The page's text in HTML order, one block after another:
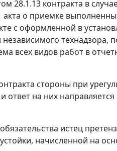
28.1.13 контракта в
акта о приемке
с оформленной в
технадзора,
всех видов работ в
стороны при
ответ на них
истец
начисленной на